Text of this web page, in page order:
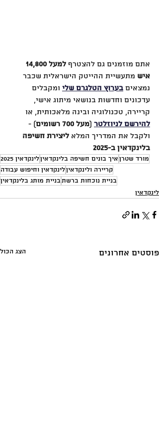
אתם מוזמנים גם להצטרף
איש מתעשיית ההייטק הישראלית שכבר
נמצאים בערוץ הטלגרם שלי ומקבלים
עדכונים וחדשות בנושאי מיתוג אישי,
קריירה, טכנולוגיה ובינה מלאכותית, או
להירשם לניוזלטר (מעל 700 רשומים
) -
ולקבל את המדריך המלא ליצירת חשיפה
בלינקדאין ב-2025
מורד שטרןאיך בונים חשיפה בלינקדאיןלינקדאין 2025
קריירה ולינקדאיןלינקדאין וחיפוש עבודה
בניית נוכחות ברשתבניית מותג בלינקדאין
לינקדאין
פוסטים אחרונים הצג הכול